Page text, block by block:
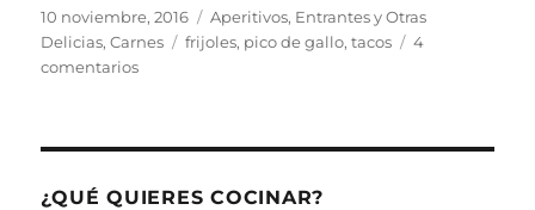
Publicado
el
10 noviembre, 2016 Categorías
Aperitivos, Entrantes y Otras
Delicias,Carnes Etiquetas
frijoles, pico de gallo,tacos
4
comentariosen
¿QUÉ QUIERES COCINAR?